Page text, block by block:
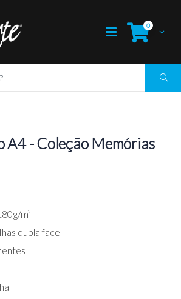
0
A4 - Coleção Memórias
m²
dupla face